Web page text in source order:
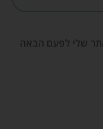
שלי לפעם הבאה